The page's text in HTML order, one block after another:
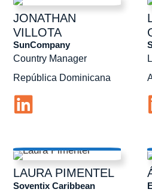
JONATHAN
VILLOTA
Country Manager
República Dominicana
SunCompany
LAURAPIMENTEL
Soventix Caribbean